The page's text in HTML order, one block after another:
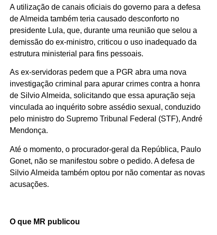
A utilização de canais oficiais do governo para a defesa
de Almeida também teria causado desconforto no
presidente Lula, que, durante uma reunião que selou a
demissão do ex-ministro, criticou o uso inadequado da
estrutura ministerial para fins pessoais.
As ex-servidoras pedem que a PGR abra uma nova
investigação criminal para apurar crimes contra a honra
de Silvio Almeida, solicitando que essa apuração seja
vinculada ao inquérito sobre assédio sexual, conduzido
pelo ministro do Supremo Tribunal Federal (STF), André
Mendonça.
Até o momento, o procurador-geral da República, Paulo
Gonet, não se manifestou sobre o pedido. A defesa de
Silvio Almeida também optou por não comentar as novas
acusações.
O que MR publicou